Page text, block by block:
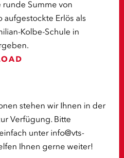
Summe von
aufgestockte Erlös als
Kolbe-Schule in
stehen wir Ihnen in der
Verfügung. Bitte
unter info@vts-
Ihnen gerne weiter!